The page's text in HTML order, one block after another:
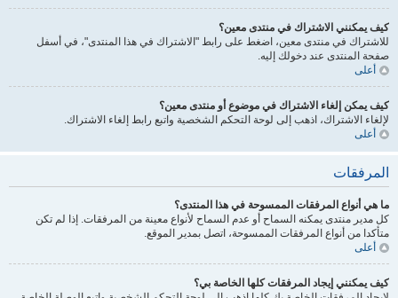
كيف يمكنني الاشتراك في منتدى معين؟
للاشتراك في منتدى معين، اضغط على رابط "الاشتراك في هذا المنتدى"، في أسفل
صفحة المنتدى عند دخولك إليه.
أعلى
كيف يمكن إلغاء الاشتراك في موضوع أو منتدى معين؟
لإلغاء الاشتراك، اذهب إلى لوحة التحكم الشخصية واتبع رابط إلغاء الاشتراك.
أعلى
المرفقات
ما هي أنواع المرفقات الممسوحة في هذا المنتدى؟
كل مدير منتدى يمكنه السماح أو عدم السماح لأنواع معينة من المرفقات. إذا لم تكن
متأكدا من أنواع المرفقات الممسوحة، اتصل بمدير الموقع.
أعلى
كيف يمكنني إيجاد المرفقات كلها الخاصة بي؟